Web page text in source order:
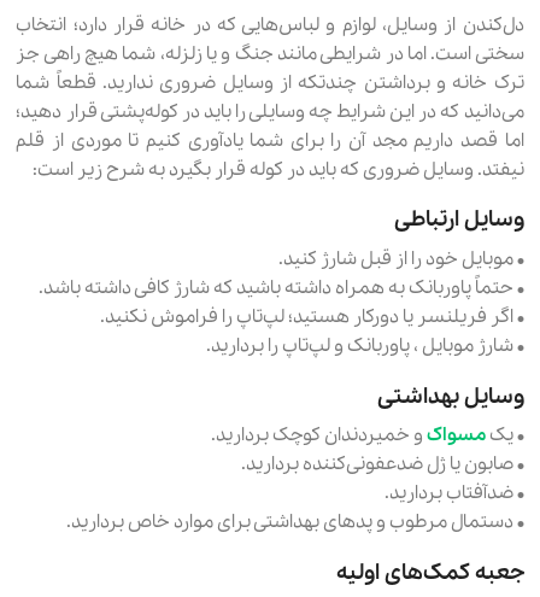
دل‌کندن از وسایل، لوازم و لباس‌هایی که در خانه قرار دارد؛ انتخاب
سختی است. اما در شرایطی مانند جنگ و یا زلزله، شما هیچ راهی جز
ترک خانه و برداشتن چندتکه از وسایل ضروری ندارید. قطعاً شما
می‌دانید که در این شرایط چه وسایلی را باید در کوله‌پشتی قرار دهید؛
اما قصد داریم مجد آن را برای شما یادآوری کنیم تا موردی از قلم
نیفتد. وسایل ضروری که باید در کوله قرار بگیرد به شرح زیر است:
وسایل ارتباطی
• موبایل خود را از قبل شارژ کنید.
• حتماً پاوربانک به همراه داشته باشید که شارژ کافی داشته باشد.
• اگر فریلنسر یا دورکار هستید؛ لپ‌تاپ را فراموش نکنید.
• شارژ موبایل ، پاوربانک و لپ‌تاپ را بردارید.
وسایل بهداشتی
• یکمسواکو خمیردندان کوچک بردارید.
• صابون یا ژل ضدعفونی‌کننده بردارید.
• ضدآفتاب بردارید.
• دستمال مرطوب و پدهای بهداشتی برای موارد خاص بردارید.
جعبه کمک‌های اولیه